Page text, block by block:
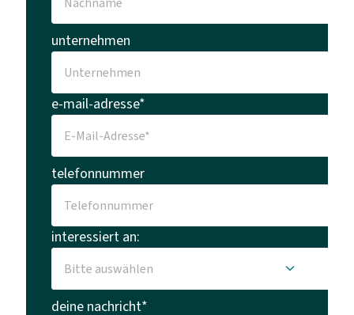
unternehmen
e-mail-adresse*
telefonnummer
interessiert an:
deine nachricht*